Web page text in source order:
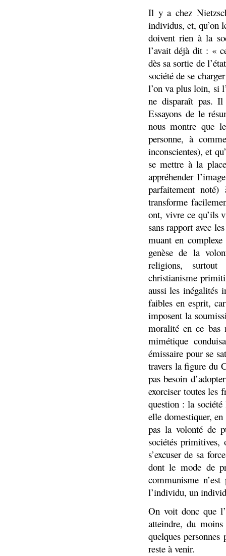
Il y a chez
individus, et, qu’on
doivent rien à la
l’avait déjà dit : «
dès sa sortie de
société de se
l’on va plus loin, si
ne disparaît pas. Il
Essayons de le
nous montre que
personne, à
inconscientes), et
se mettre à la
appréhender
parfaitement
transforme
ont, vivre ce qu’ils
sans rapport avec
muant en
genèse de la
religions, surtout
christianisme
aussi les inégalités
faibles en esprit,
imposent la
moralité en ce
mimétique
émissaire pour se
travers la figure du
pas besoin
exorciser toutes les
question : la
elle domestiquer,
pas la volonté de
sociétés
s’excuser de sa
dont le mode de
communisme
l’individu, un
On voit donc que
atteindre, du
quelques
reste à venir.